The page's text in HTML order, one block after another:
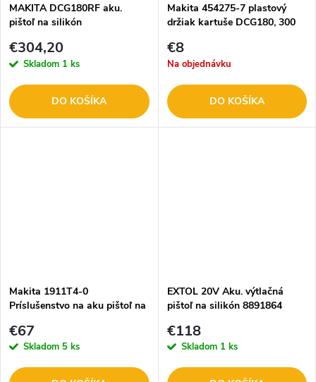
MAKITA DCG180RF aku.
pištoľ na silikón
€304,20
Skladom 1 ks
DO KOŠÍKA
Makita 454275-7 plastový
držiak kartuše DCG180, 300
€8
Na objednávku
DO KOŠÍKA
Makita 1911T4-0
Príslušenstvo na aku pištoľ na
€67
Skladom 5 ks
EXTOL 20V Aku. výtlačná
pištoľ na silikón 8891864
€118
Skladom 1 ks